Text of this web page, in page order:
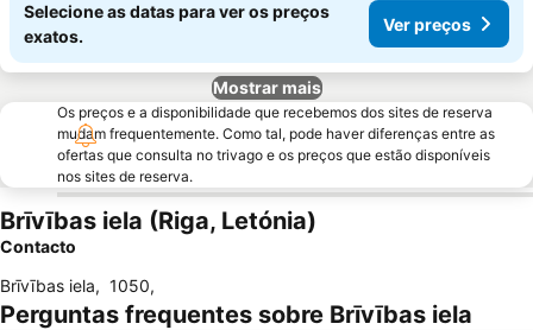
Selecione as datas para ver os preços
exatos.
Ver preços
Mostrar mais
Os preços e a disponibilidade que recebemos dos sites de reserva
mudam frequentemente. Como tal, pode haver diferenças entre as
ofertas que consulta no trivago e os preços que estão disponíveis
nos sites de reserva.
Brīvības iela (Riga, Letónia)
Contacto
Brīvības iela, 1050,
Perguntas frequentes sobre Brīvības iela